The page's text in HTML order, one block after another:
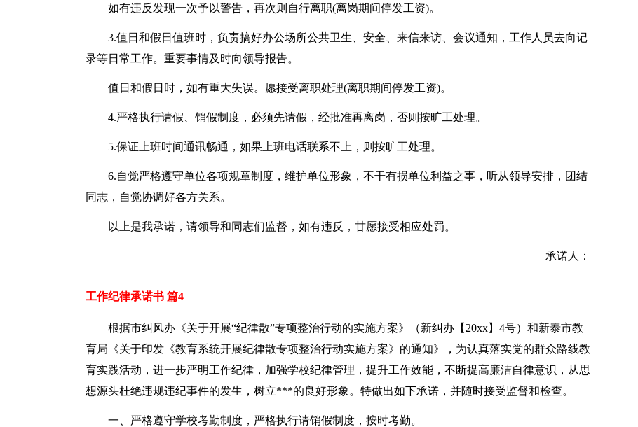
如有违反发现一次予以警告，再次则自行离职(离岗期间停发工资)。
3.值日和假日值班时，负责搞好办公场所公共卫生、安全、来信来访、会议通知，工作人员去向记
录等日常工作。重要事情及时向领导报告。
值日和假日时，如有重大失误。愿接受离职处理(离职期间停发工资)。
4.严格执行请假、销假制度，必须先请假，经批准再离岗，否则按旷工处理。
5.保证上班时间通讯畅通，如果上班电话联系不上，则按旷工处理。
6.自觉严格遵守单位各项规章制度，维护单位形象，不干有损单位利益之事，听从领导安排，团结
同志，自觉协调好各方关系。
以上是我承诺，请领导和同志们监督，如有违反，甘愿接受相应处罚。
承诺人：
工作纪律承诺书 篇4
根据市纠风办《关于开展“纪律散”专项整治行动的实施方案》（新纠办【20xx】4号）和新泰市教
育局《关于印发《教育系统开展纪律散专项整治行动实施方案》的通知》，为认真落实党的群众路线教
育实践活动，进一步严明工作纪律，加强学校纪律管理，提升工作效能，不断提高廉洁自律意识，从思
想源头杜绝违规违纪事件的发生，树立***的良好形象。特做出如下承诺，并随时接受监督和检查。
一、严格遵守学校考勤制度，严格执行请销假制度，按时考勤。